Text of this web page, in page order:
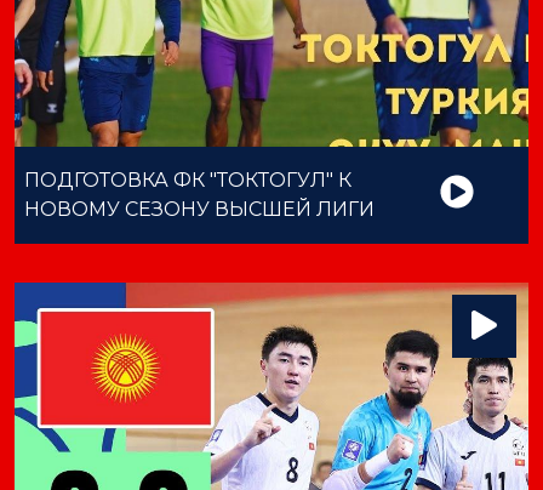
ПОДГОТОВКА ФК "ТОКТОГУЛ" К
НОВОМУ СЕЗОНУ ВЫСШЕЙ ЛИГИ